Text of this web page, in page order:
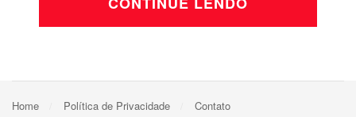
Home Política de Privacidade Contato